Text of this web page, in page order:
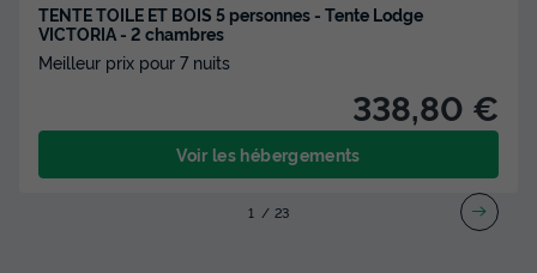
TENTE TOILE ET BOIS 5 personnes - Tente Lodge
VICTORIA - 2 chambres
Meilleur prix pour 7 nuits
338,80 €
Voir les hébergements
1 23